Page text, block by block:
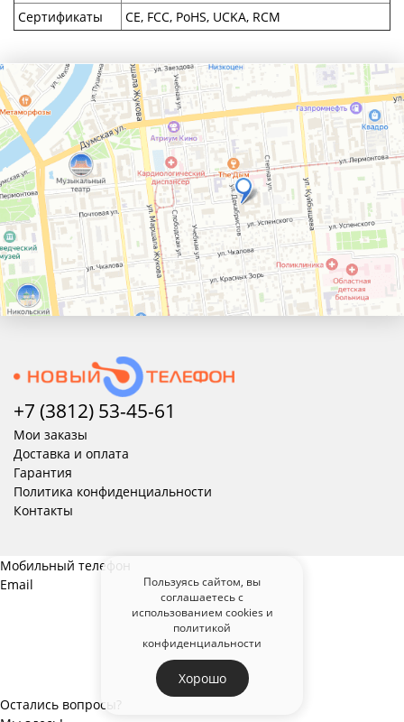
Сертификаты CE, FCC, PoHS, UCKA, RCM
+7 (3812) 53-45-61
Мои заказы
Доставка и оплата
Гарантия
Политика конфиденциальности
Контакты
Пользуясь сайтом, вы
соглашаетесь с
использованием cookies и
политикой
конфиденциальности
Хорошо
Мобильный телефон
Email
Остались вопросы?